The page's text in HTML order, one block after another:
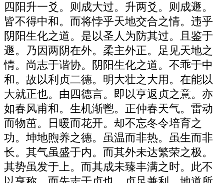
四阳升一爻。则成大过。升两爻。则成遯。
皆不得中和。而将悖乎天地交合之情。违乎
阴阳生化之道。是以圣人为防其过。且鉴于
遯。乃因两阴在外。柔主外正。足见天地之
情。尚志于谐协。阴阳生化之道。不乖于中
和。故以利贞二德。明大壮之大用。在能以
大就正也。由四德言。即以亨返贞之意。亦
如春风甫和。生机渐鬯。正仲春天气。雷动
而物茁。日暖而花开。却不忘冬令培育之
功。坤地煦养之德。虽温而非热。虽生而非
长。其气虽盛于内。而其外未达繁荣之极。
其势虽发于上。而其成未臻丰满之时。此不